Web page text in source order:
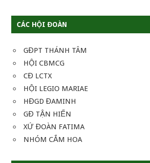
CÁC HỘI ĐOÀN
GĐPT THÁNH TÂM
HỘI CBMCG
CĐ LCTX
HỘI LEGIO MARIAE
HĐGD ĐAMINH
GĐ TẬN HIẾN
XỨ ĐOÀN FATIMA
NHÓM CẮM HOA